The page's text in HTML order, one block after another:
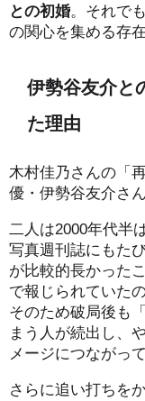
との初婚。それで
の関心を集める存
伊勢谷友介と
た理由
木村佳乃さんの「
優・伊勢谷友介さ
二人は2000年代半
写真週刊誌にもた
が比較的長かった
で報じられていたの
そのため破局後も
まう人が続出し、
メージにつながっ
さらに追い打ちを